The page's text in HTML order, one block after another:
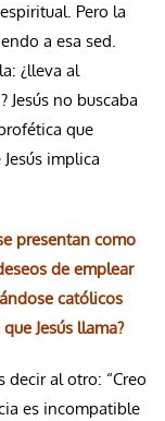
Pero la
a esa sed.
¿lleva al
Jesús no buscaba
que
implica
presentan como
de emplear
católicos
Jesús llama?
decir al otro: “Creo
es incompatible